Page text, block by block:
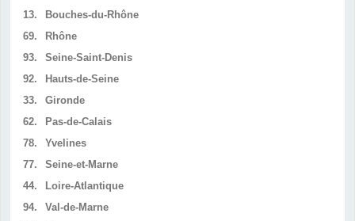
13.
Bouches-du-Rhône
69.
Rhône
93.
Seine-Saint-Denis
92.
Hauts-de-Seine
33.
Gironde
62.
Pas-de-Calais
78.
Yvelines
77.
Seine-et-Marne
44.
Loire-Atlantique
94.
Val-de-Marne